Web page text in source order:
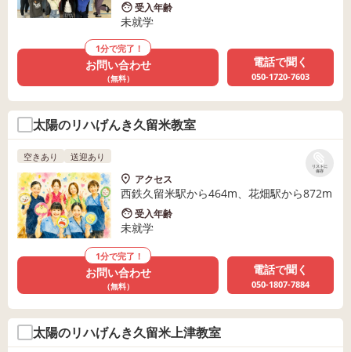
受入年齢
未就学
1分で完了！
お問い合わせ
（無料）
電話で聞く
050-1720-7603
太陽のリハげんき久留米教室
リストに
保存
空きあり 送迎あり
アクセス
西鉄久留米駅から464m、花畑駅から872m
受入年齢
未就学
1分で完了！
お問い合わせ
（無料）
電話で聞く
050-1807-7884
太陽のリハげんき久留米上津教室